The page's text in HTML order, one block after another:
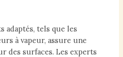
adaptés, tels que les
à vapeur, assure une
des surfaces. Les experts